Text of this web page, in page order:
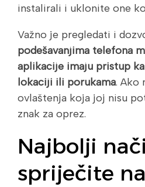
instalirali i uklonite one
Važno je pregledati i
podešavanjima telefona
aplikacije imaju pristup
lokaciji ili porukama. Ako
ovlaštenja koja joj nisu
znak za oprez.
Najbolji
spriječite